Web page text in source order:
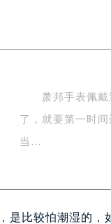
萧邦手表佩戴过
了，就要第一时
当…
比较怕潮湿的，